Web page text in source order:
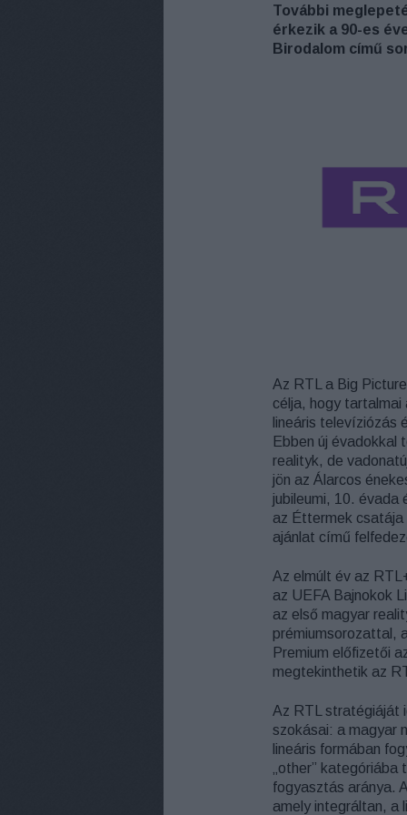
További
érkezik a 90-es
Birodalom című
Az RTL a Big
célja, hogy tartalmai
lineáris televíziózás
Ebben új évadokkal
realityk, de
jön az Álarcos
jubileumi, 10. évada
az Éttermek csatája
ajánlat című
Az elmúlt év az
az UEFA Bajnokok
az első magyar
prémiumsorozattal,
Premium előfizetői
megtekinthetik az
Az RTL stratégiáját
szokásai: a magyar
lineáris formában
„other”
fogyasztás aránya.
amely integráltan, a